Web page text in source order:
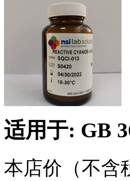
适用于: GB
本店价（不含